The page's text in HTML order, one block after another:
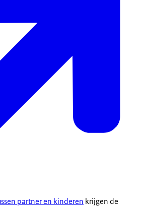
partner en kinderen krijgen de